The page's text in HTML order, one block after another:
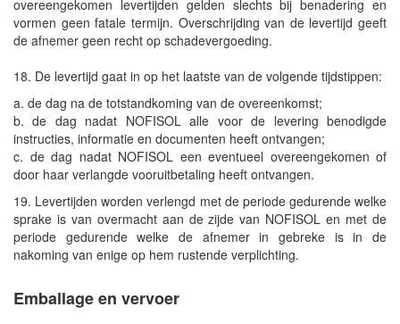
overeengekomen levertijden gelden slechts bij benadering en
vormen geen fatale termijn. Overschrijding van de levertijd geeft
de afnemer geen recht op schadevergoeding.
18. De levertijd gaat in op het laatste van de volgende tijdstippen:
a. de dag na de totstandkoming van de overeenkomst;
b. de dag nadat NOFISOL alle voor de levering benodigde
instructies, informatie en documenten heeft ontvangen;
c. de dag nadat NOFISOL een eventueel overeengekomen of
door haar verlangde vooruitbetaling heeft ontvangen.
19. Levertijden worden verlengd met de periode gedurende welke
sprake is van overmacht aan de zijde van NOFISOL en met de
periode gedurende welke de afnemer in gebreke is in de
nakoming van enige op hem rustende verplichting.
Emballage en vervoer